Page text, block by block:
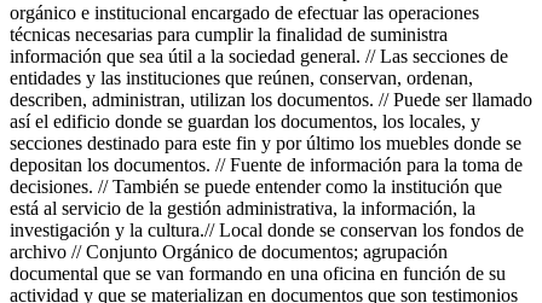
orgánico e institucional encargado de efectuar las operaciones
técnicas necesarias para cumplir la finalidad de suministra
información que sea útil a la sociedad general. // Las secciones de
entidades y las instituciones que reúnen, conservan, ordenan,
describen, administran, utilizan los documentos. // Puede ser llamado
así el edificio donde se guardan los documentos, los locales, y
secciones destinado para este fin y por último los muebles donde se
depositan los documentos. // Fuente de información para la toma de
decisiones. // También se puede entender como la institución que
está al servicio de la gestión administrativa, la información, la
investigación y la cultura.// Local donde se conservan los fondos de
archivo // Conjunto Orgánico de documentos; agrupación
documental que se van formando en una oficina en función de su
actividad y que se materializan en documentos que son testimonios